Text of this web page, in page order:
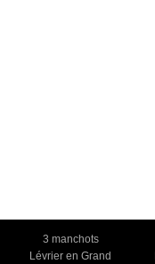
3 manchots
Lévrier en Grand